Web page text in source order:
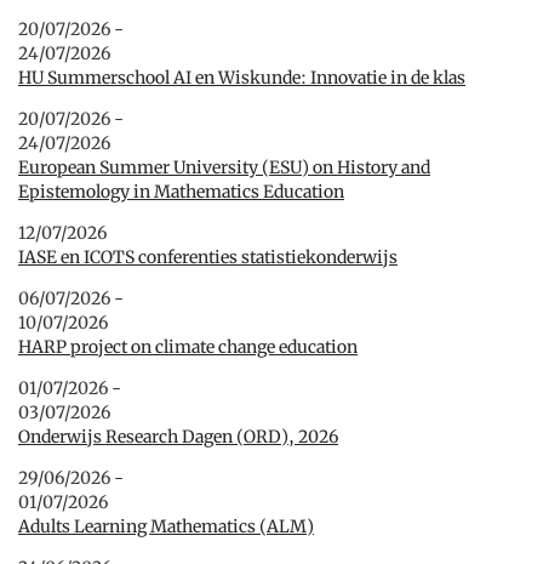
20/07/2026 -
24/07/2026
HU Summerschool AI en Wiskunde: Innovatie in de klas
20/07/2026 -
24/07/2026
European Summer University (ESU) on History and
Epistemology in Mathematics Education
12/07/2026
IASE en ICOTS conferenties statistiekonderwijs
06/07/2026 -
10/07/2026
HARP project on climate change education
01/07/2026 -
03/07/2026
Onderwijs Research Dagen (ORD), 2026
29/06/2026 -
01/07/2026
Adults Learning Mathematics (ALM)